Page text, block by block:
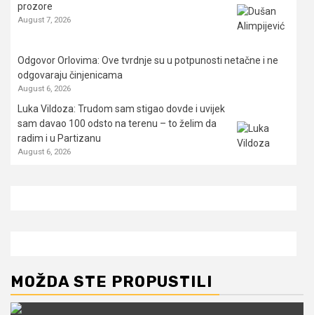
prozore
August 7, 2026
Odgovor Orlovima: ​Ove tvrdnje su u potpunosti netačne i ne
odgovaraju činjenicama
August 6, 2026
Luka Vildoza: Trudom sam stigao dovde i uvijek
sam davao 100 odsto na terenu – to želim da
radim i u Partizanu
August 6, 2026
MOŽDA STE PROPUSTILI